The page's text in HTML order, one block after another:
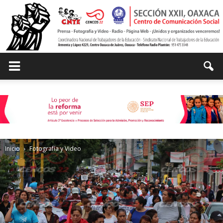
de
Comunicación
Social
Inicio Fotografía y Video